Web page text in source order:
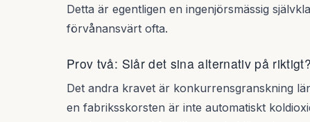
Detta är egentligen en ingenjörsmässig
förvånansvärt ofta.
Prov två: Slår det sina alternativ på riktigt?
Det andra kravet är konkurrensgranskning
en fabriksskorsten är inte automatiskt